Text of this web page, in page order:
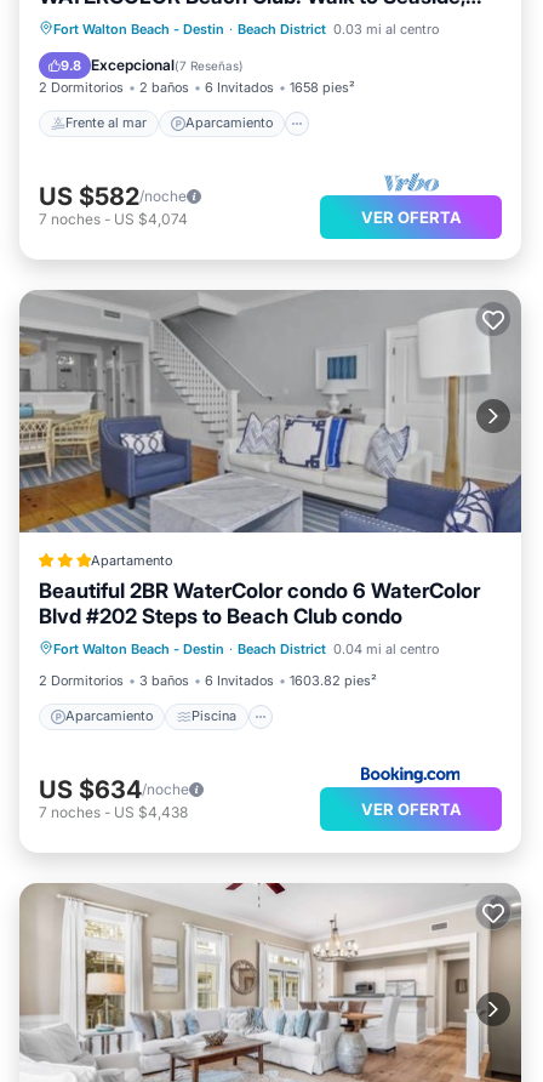
Restaurants, Beach!
Fort Walton Beach - Destin · Beach District 0.03 mi al centro
9.8 Excepcional(7 Reseñas)
2 Dormitorios 2 baños 6 Invitados 1658 pies²
Frente al mar Aparcamiento
Frente al mar Aparcamiento
Piscina
Vista al mar
US $582/noche
7 noches - US $4,074 VER OFERTA
Apartamento
Beautiful 2BR WaterColor condo 6 WaterColor
Blvd #202 Steps to Beach Club condo
Fort Walton Beach - Destin · Beach District 0.04 mi al centro
2 Dormitorios
3 baños 6 Invitados 1603.82 pies²
Aparcamiento Piscina
Aparcamiento
Piscina
Aire acondicionado
Internet
US $634/noche
7 noches - US $4,438 VER OFERTA